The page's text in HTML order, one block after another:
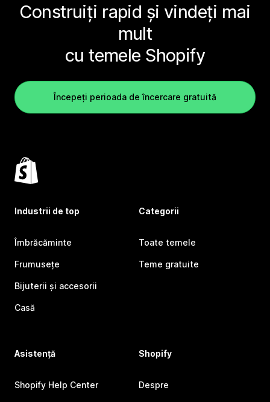
Construiți rapid și vindeți mai
mult
cu temele Shopify
Începeți perioada de încercare gratuită
Industrii de top
Îmbrăcăminte
Frumusețe
Bijuterii și accesorii
Casă
Categorii
Toate temele
Teme gratuite
Asistență
Shopify Help Center
Shopify
Despre